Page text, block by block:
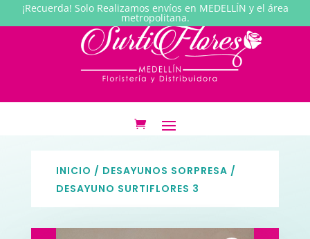
¡Recuerda! Solo Realizamos envíos en MEDELLÍN y el área
metropolitana.
INICIO / DESAYUNOS SORPRESA /
DESAYUNO SURTIFLORES 3